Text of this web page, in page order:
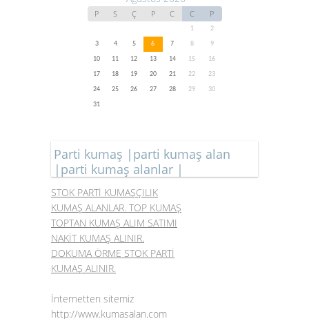
P S Ç P C C P
1
2
3
4 5 6 7 8
9
10
11 12 13 14 15
16
17
18 19 20 21 22
23
24
25 26 27 28 29
30
31
Parti kumaş |parti kumaş alan
|parti kumaş alanlar |
STOK PARTİ KUMAŞÇILIK
KUMAŞ ALANLAR. TOP KUMAŞ
TOPTAN KUMAŞ ALIM SATIMI
NAKİT KUMAŞ ALINIR.
DOKUMA ÖRME STOK PARTİ
KUMAŞ ALINIR.
İnternetten sitemiz
http://www.kumasalan.com